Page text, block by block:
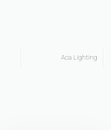
Aca Lighting